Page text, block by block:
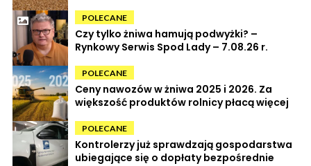
POLECANE
Czy tylko żniwa hamują podwyżki? –
Rynkowy Serwis Spod Lady – 7.08.26 r.
POLECANE
Ceny nawozów w żniwa 2025 i 2026. Za
większość produktów rolnicy płacą więcej
POLECANE
Kontrolerzy już sprawdzają gospodarstwa
ubiegające się o dopłaty bezpośrednie